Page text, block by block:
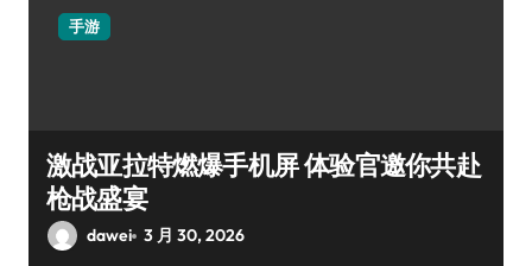
手游
激战亚拉特燃爆手机屏 体验官邀你共赴
枪战盛宴
dawei 3 月 30, 2026